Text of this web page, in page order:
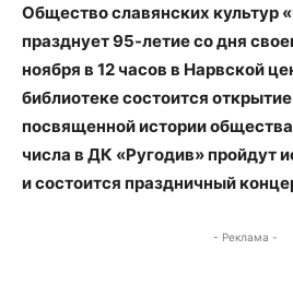
Общество славянских культур
празднует 95-летие со дня
ноября в 12 часов в Нарвской
библиотеке состоится
посвященной истории
числа в ДК «Ругодив» пройдут
и состоится праздничный
- Реклама -